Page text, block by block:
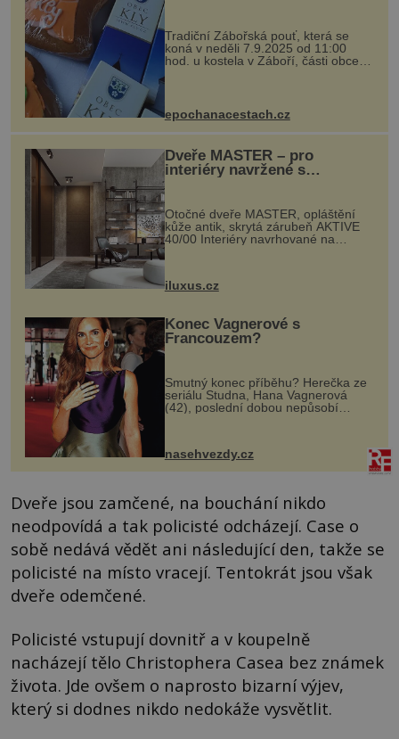
Tradiční Zábořská pouť, která se
koná v neděli 7.9.2025 od 11:00
hod. u kostela v Záboří, části obce
Kly u Mělníka. V programu naleznete
komentovanou prohlídku kostela,
epochanacestach.cz
Dveře MASTER – pro
interiéry navržené s
rozumem i vášní!
Otočné dveře MASTER, opláštění
kůže antik, skrytá zárubeň AKTIVE
40/00 Interiéry navrhované na
zakázku často vyžadují atypické
rozměry nejen nábytku, ale i
dnes umož...
iluxus.cz
Konec Vagnerové s
Francouzem?
Smutný konec příběhu? Herečka ze
seriálu Studna, Hana Vagnerová
(42), poslední dobou nepůsobí
nasehvezdy.cz
Dveře jsou zamčené, na bouchání nikdo
neodpovídá a tak policisté odcházejí. Case o
sobě nedává vědět ani následující den, takže se
policisté na místo vracejí. Tentokrát jsou však
dveře odemčené.
Policisté vstupují dovnitř a v koupelně
nacházejí tělo Christophera Casea bez známek
života. Jde ovšem o naprosto bizarní výjev,
který si dodnes nikdo nedokáže vysvětlit.